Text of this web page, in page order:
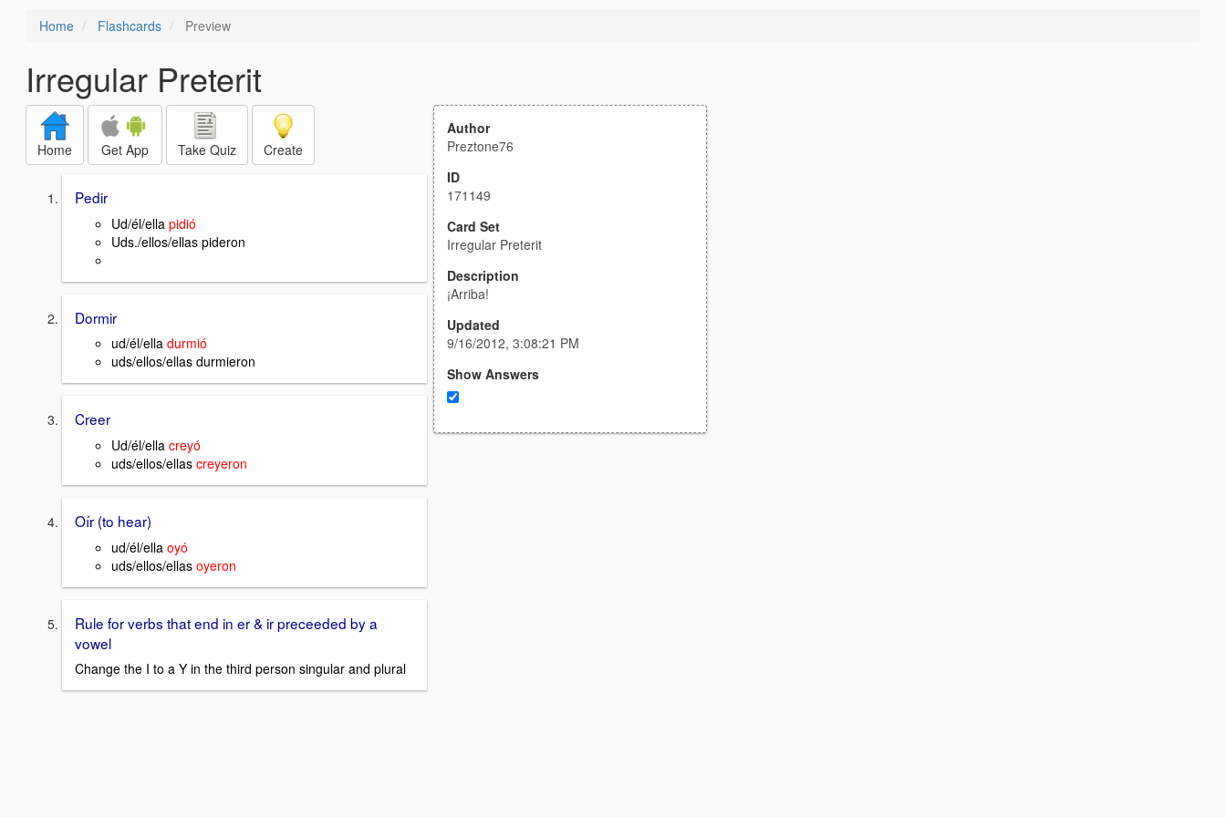
Home Flashcards Preview
Irregular Preterit
Home Get App Take Quiz Create
Pedir
Ud/él/ella pidió
Uds./ellos/ellas pideron
Dormir
ud/él/ella durmió
uds/ellos/ellas durmieron
Creer
Ud/él/ella creyó
uds/ellos/ellas creyeron
Oír (to hear)
ud/él/ella oyó
uds/ellos/ellas oyeron
Rule for verbs that end in er & ir preceeded by a
vowel
Change the I to a Y in the third person singular and plural
Author
Preztone76
ID
171149
Card Set
Irregular Preterit
Description
¡Arriba!
Updated
9/16/2012, 3:08:21 PM
Show Answers